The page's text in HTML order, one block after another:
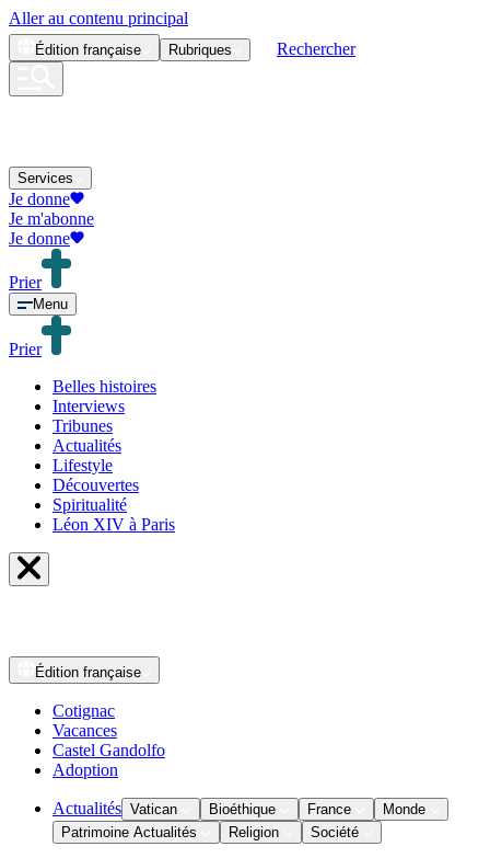
Aller au contenu principal
Édition française Rubriques Rechercher
Services
Je donne
Je m'abonne
Je donne
Prier
Menu
Prier
Belles histoires
Interviews
Tribunes
Actualités
Lifestyle
Découvertes
Spiritualité
Léon XIV à Paris
Édition française
Cotignac
Vacances
Castel Gandolfo
Adoption
Actualités Vatican Bioéthique France
Monde
Patrimoine Actualités
Religion Société